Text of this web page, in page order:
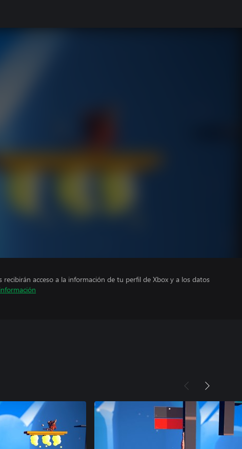
recibirán acceso a la información de tu perfil de Xbox y a los datos